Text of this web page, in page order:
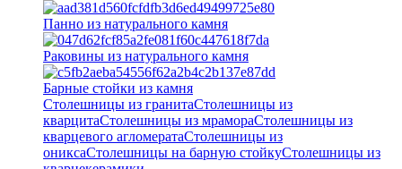
Панно из натурального камня
Раковины из натурального камня
Барные стойки из камня
Столешницы из гранитаСтолешницы из
кварцитаСтолешницы из мрамораСтолешницы из
кварцевого агломератаCтолешницы из
ониксаСтолешницы на барную стойкуСтолешницы из